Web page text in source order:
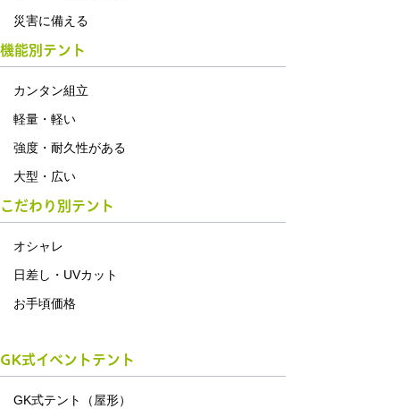
災害に備える
機能別テント
カンタン組立
軽量・軽い
強度・耐久性がある
大型・広い
こだわり別テント
オシャレ
日差し・UVカット
お手頃価格
GK式イベントテント
GK式テント（屋形）